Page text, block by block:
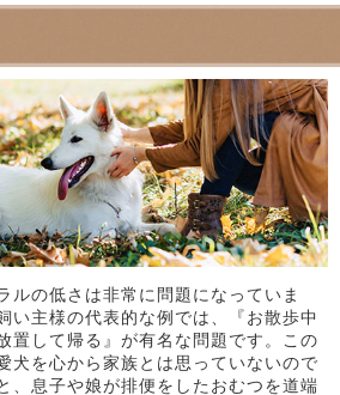
ルの低さは非常に問題になっていま
い主様の代表的な例では、『お散歩中
置して帰る』が有名な問題です。この
犬を心から家族とは思っていないので
、息子や娘が排便をしたおむつを道端